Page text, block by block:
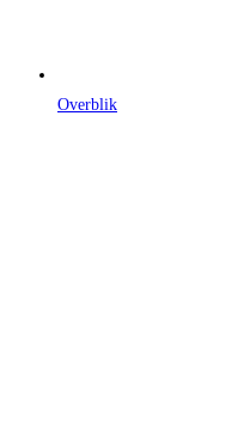
Overblik